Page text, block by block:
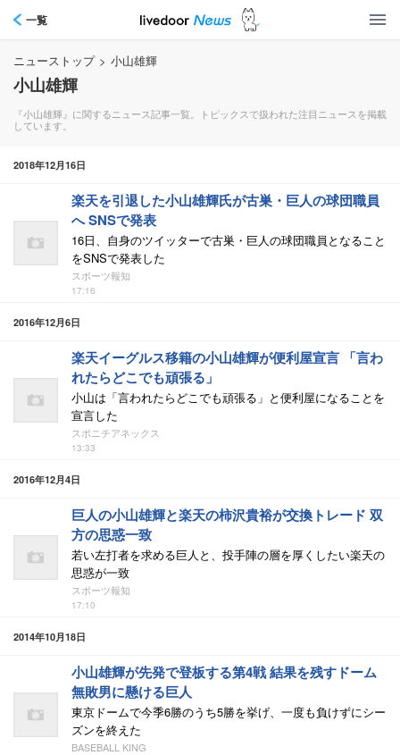
一覧
ニューストップ > 小山雄輝
小山雄輝
『小山雄輝』に関するニュース記事一覧。トピックスで扱われた注目ニュースを掲載
しています。
2018年12月16日
楽天を引退した小山雄輝氏が古巣・巨人の球団職員
へ SNSで発表
16日、自身のツイッターで古巣・巨人の球団職員となること
をSNSで発表した
スポーツ報知
17:16
2016年12月6日
楽天イーグルス移籍の小山雄輝が便利屋宣言 「言わ
れたらどこでも頑張る」
小山は「言われたらどこでも頑張る」と便利屋になることを
宣言した
スポニチアネックス
13:33
2016年12月4日
巨人の小山雄輝と楽天の柿沢貴裕が交換トレード 双
方の思惑一致
若い左打者を求める巨人と、投手陣の層を厚くしたい楽天の
思惑が一致
スポーツ報知
17:10
2014年10月18日
小山雄輝が先発で登板する第4戦 結果を残すドーム
無敗男に懸ける巨人
東京ドームで今季6勝のうち5勝を挙げ、一度も負けずにシー
ズンを終えた
BASEBALL KING